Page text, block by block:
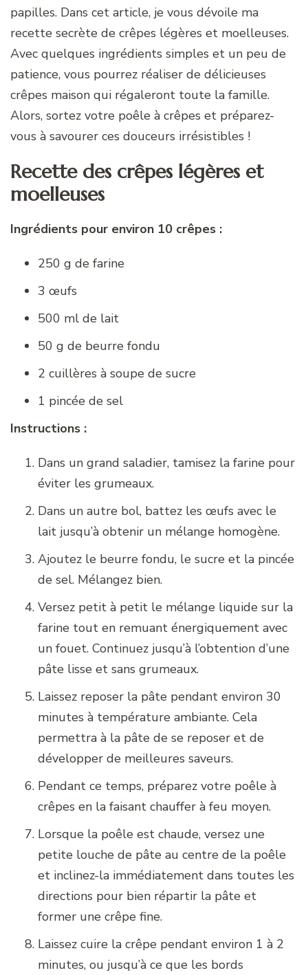
papilles. Dans cet article, je vous dévoile ma
recette secrète de crêpes légères et moelleuses.
Avec quelques ingrédients simples et un peu de
patience, vous pourrez réaliser de délicieuses
crêpes maison qui régaleront toute la famille.
Alors, sortez votre poêle à crêpes et préparez-
vous à savourer ces douceurs irrésistibles !
Recette des crêpes légères et
moelleuses
Ingrédients pour environ 10 crêpes :
250 g de farine
3 œufs
500 ml de lait
50 g de beurre fondu
2 cuillères à soupe de sucre
1 pincée de sel
Instructions :
Dans un grand saladier, tamisez la farine pour
éviter les grumeaux.
Dans un autre bol, battez les œufs avec le
lait jusqu’à obtenir un mélange homogène.
Ajoutez le beurre fondu, le sucre et la pincée
de sel. Mélangez bien.
Versez petit à petit le mélange liquide sur la
farine tout en remuant énergiquement avec
un fouet. Continuez jusqu’à l’obtention d’une
pâte lisse et sans grumeaux.
Laissez reposer la pâte pendant environ 30
minutes à température ambiante. Cela
permettra à la pâte de se reposer et de
développer de meilleures saveurs.
Pendant ce temps, préparez votre poêle à
crêpes en la faisant chauffer à feu moyen.
Lorsque la poêle est chaude, versez une
petite louche de pâte au centre de la poêle
et inclinez-la immédiatement dans toutes les
directions pour bien répartir la pâte et
former une crêpe fine.
Laissez cuire la crêpe pendant environ 1 à 2
minutes, ou jusqu’à ce que les bords